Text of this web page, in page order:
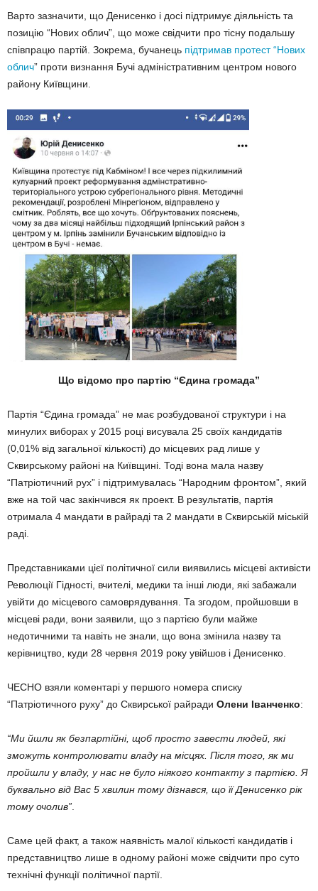
Варто зазначити, що Денисенко і досі підтримує діяльність та
позицію “Нових облич”, що може свідчити про тісну подальшу
співпрацю партій. Зокрема, бучанець підтримав протест “Нових
облич” проти визнання Бучі адміністративним центром нового
району Київщини.
Що відомо про партію “Єдина громада”
Партія “Єдина громада” не має розбудованої структури і на
минулих виборах у 2015 році висувала 25 своїх кандидатів
(0,01% від загальної кількості) до місцевих рад лише у
Сквирському районі на Київщині. Тоді вона мала назву
“Патріотичний рух” і підтримувалась “Народним фронтом”, який
вже на той час закінчився як проект. В результатів, партія
отримала 4 мандати в райраді та 2 мандати в Сквирській міській
раді.
Представниками цієї політичної сили виявились місцеві активісти
Революції Гідності, вчителі, медики та інші люди, які забажали
увійти до місцевого самоврядування. Та згодом, пройшовши в
місцеві ради, вони заявили, що з партією були майже
недотичними та навіть не знали, що вона змінила назву та
керівництво, куди 28 червня 2019 року увійшов і Денисенко.
ЧЕСНО взяли коментарі у першого номера списку
“Патріотичного руху” до Сквирської райради Олени Іванченко:
“Ми йшли як безпартійні, щоб просто завести людей, які
зможуть контролювати владу на місцях. Після того, як ми
пройшли у владу, у нас не було ніякого контакту з партією. Я
буквально від Вас 5 хвилин тому дізнався, що її Денисенко рік
тому очолив”
Саме цей факт, а також наявність малої кількості кандидатів і
представництво лише в одному районі може свідчити про суто
технічні функції політичної партії.